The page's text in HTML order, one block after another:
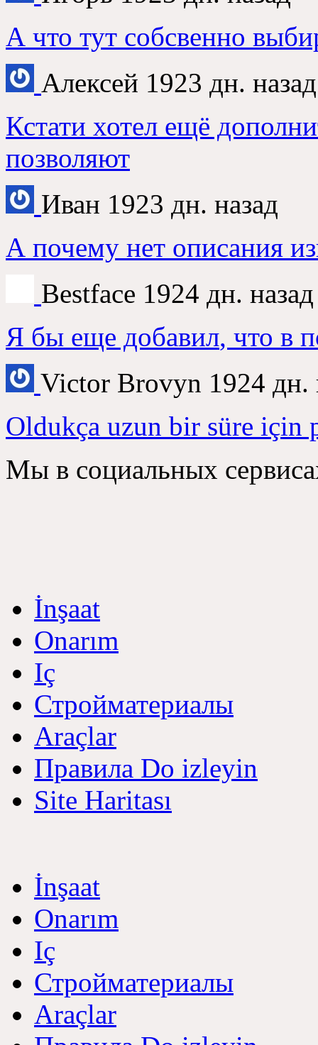
А что тут собсвенно
Алексей 1923 дн. назад
Кстати хотел ещё
позволяют
Иван 1923 дн. назад
А почему нет описания
Bestface 1924 дн. назад
Я бы еще добавил, что в
Victor Brovyn 1924 дн.
Oldukça uzun bir süre için
Мы в социальных
İnşaat
Onarım
Iç
Стройматериалы
Araçlar
Правила Do izleyin
Site Haritası
İnşaat
Onarım
Iç
Стройматериалы
Araçlar